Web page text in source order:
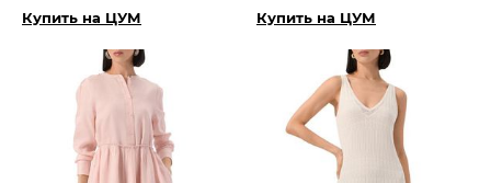
Купить на ЦУМ
Купить на ЦУМ